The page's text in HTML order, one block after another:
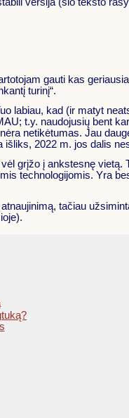
versija (šio teksto
gauti kas
turinį“.
labiau, kad (ir matyt
t.y. naudojusių bent
netikėtumas. Jau
išliks, 2022 m. jos dalis
grįžo į ankstesnę vietą.
technologijomis. Yra
tačiau